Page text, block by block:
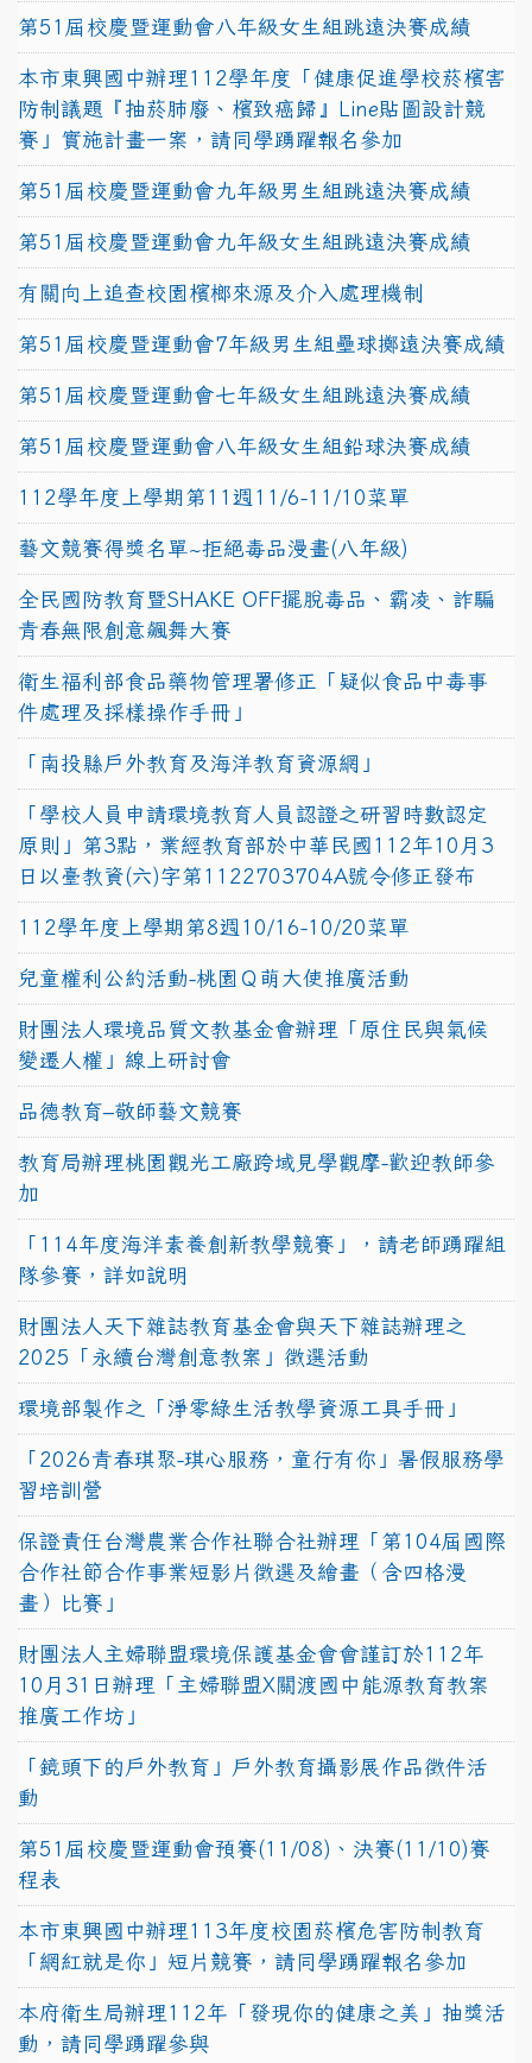
第51屆校慶暨運動會八年級女生組跳遠決賽成績
本市東興國中辦理112學年度「健康促進學校菸檳害
防制議題『抽菸肺廢、檳致癌歸』Line貼圖設計競
賽」實施計畫一案，請同學踴躍報名參加
第51屆校慶暨運動會九年級男生組跳遠決賽成績
第51屆校慶暨運動會九年級女生組跳遠決賽成績
有關向上追查校園檳榔來源及介入處理機制
第51屆校慶暨運動會7年級男生組壘球擲遠決賽成績
第51屆校慶暨運動會七年級女生組跳遠決賽成績
第51屆校慶暨運動會八年級女生組鉛球決賽成績
112學年度上學期第11週11/6-11/10菜單
藝文競賽得獎名單~拒絕毒品漫畫(八年級)
全民國防教育暨SHAKE OFF擺脫毒品、霸凌、詐騙
青春無限創意飆舞大賽
衛生福利部食品藥物管理署修正「疑似食品中毒事
件處理及採樣操作手冊」
「南投縣戶外教育及海洋教育資源網」
「學校人員申請環境教育人員認證之研習時數認定
原則」第3點，業經教育部於中華民國112年10月3
日以臺教資(六)字第1122703704A號令修正發布
112學年度上學期第8週10/16-10/20菜單
兒童權利公約活動-桃園Ｑ萌大使推廣活動
財團法人環境品質文教基金會辦理「原住民與氣候
變遷人權」線上研討會
品德教育–敬師藝文競賽
教育局辦理桃園觀光工廠跨域見學觀摩-歡迎教師參
加
「114年度海洋素養創新教學競賽」，請老師踴躍組
隊參賽，詳如說明
財團法人天下雜誌教育基金會與天下雜誌辦理之
2025「永續台灣創意教案」徵選活動
環境部製作之「淨零綠生活教學資源工具手冊」
「2026青春琪聚-琪心服務，童行有你」暑假服務學
習培訓營
保證責任台灣農業合作社聯合社辦理「第104屆國際
合作社節合作事業短影片徵選及繪畫（含四格漫
畫）比賽」
財團法人主婦聯盟環境保護基金會會謹訂於112年
10月31日辦理「主婦聯盟X關渡國中能源教育教案
推廣工作坊」
「鏡頭下的戶外教育」戶外教育攝影展作品徵件活
動
第51屆校慶暨運動會預賽(11/08)、決賽(11/10)賽
程表
本市東興國中辦理113年度校園菸檳危害防制教育
「網紅就是你」短片競賽，請同學踴躍報名參加
本府衛生局辦理112年「發現你的健康之美」抽獎活
動，請同學踴躍參與